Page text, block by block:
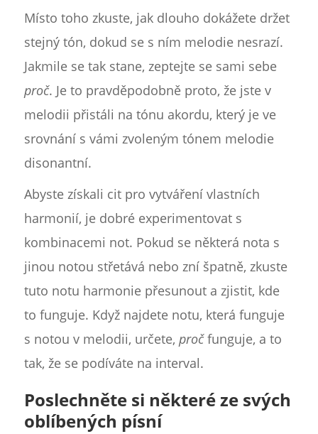
Místo toho zkuste, jak dlouho dokážete držet
stejný tón, dokud se s ním melodie nesrazí.
Jakmile se tak stane, zeptejte se sami sebe
proč. Je to pravděpodobně proto, že jste v
melodii přistáli na tónu akordu, který je ve
srovnání s vámi zvoleným tónem melodie
disonantní.
Abyste získali cit pro vytváření vlastních
harmonií, je dobré experimentovat s
kombinacemi not. Pokud se některá nota s
jinou notou střetává nebo zní špatně, zkuste
tuto notu harmonie přesunout a zjistit, kde
to funguje. Když najdete notu, která funguje
s notou v melodii, určete, pročfunguje, a to
tak, že se podíváte na interval.
Poslechněte si některé ze svých
oblíbených písní